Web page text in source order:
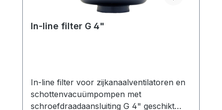
In-line filter G 4"
In-line filter voor zijkanaalventilatoren en
schottenvacuümpompen met
schroefdraadaansluiting G 4" geschikt